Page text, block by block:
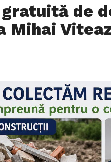
de
Mihai